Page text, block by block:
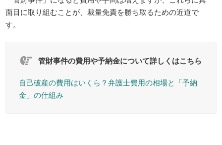
面目に取り組むことが、裁量免責を勝ち取るための近道で
す。
管財事件の費用や予納金について詳しくはこちら
自己破産の費用はいくら？弁護士費用の相場と「予納
金」の仕組み